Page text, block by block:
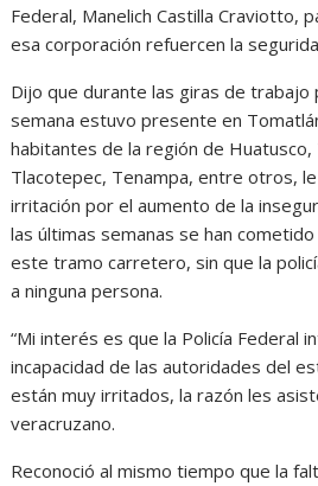
Federal, Manelich Castilla Craviotto,
esa corporación refuercen la
Dijo que durante las giras de trabajo
semana estuvo presente en
habitantes de la región de Huatusco,
Tlacotepec, Tenampa, entre otros,
irritación por el aumento de la
las últimas semanas se han
este tramo carretero, sin que la
a ninguna persona.
“Mi interés es que la Policía Federal
incapacidad de las autoridades del
están muy irritados, la razón les
veracruzano.
Reconoció al mismo tiempo que la